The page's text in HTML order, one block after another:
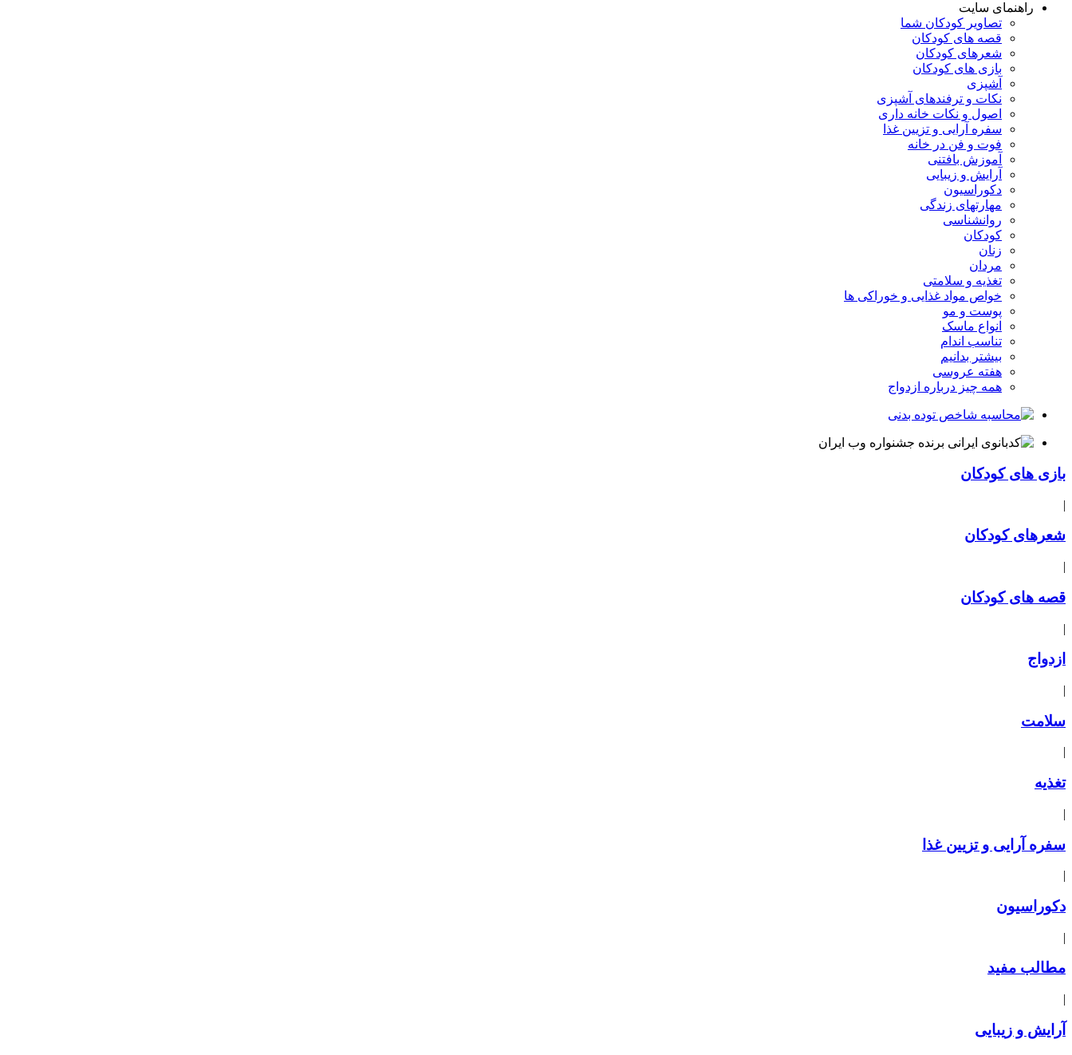
راهنمای سایت
تصاویر کودکان شما
قصه های کودکان
شعرهای کودکان
بازی های کودکان
آشپزی
نکات و ترفندهای آشپزی
اصول و نکات خانه داری
سفره آرایی و تزیین غذا
فوت و فن در خانه
آموزش بافتنی
آرایش و زیبایی
دکوراسیون
مهارتهای زندگی
روانشناسی
کودکان
زنان
مردان
تغذیه و سلامتی
خواص مواد غذایی و خوراکی ها
پوست و مو
انواع ماسک
تناسب اندام
بیشتر بدانیم
هفته عروسی
همه چیز درباره ازدواج
بازی های کودکان
|
شعرهای کودکان
|
قصه های کودکان
|
ازدواج
|
سلامت
|
تغذیه
|
سفره آرایی و تزیین غذا
|
دکوراسیون
|
مطالب مفید
|
آرایش و زیبایی